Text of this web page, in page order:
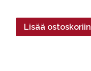
Lisää ostoskoriin